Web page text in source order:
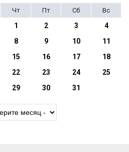
Чт Пт Сб Вс
1 2 3
4
8 9 10
11
15 16 17
18
22 23 24
25
29 30 31